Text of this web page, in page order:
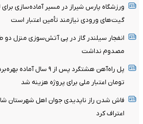
ورزشگاه پارس شیراز در مسیر آماده‌سازی
گیت‌های ورودی نیازمند تأمین اعتبار است
انفجار سیلندر گاز در پی آتش‌سوزی منزل دو
مصدوم نداشت
تومان اعتبار ملی برای پروژه هزینه شد
فاش شدن راز ناپدیدی جوان اهل شهرستان
اعتراف کرد